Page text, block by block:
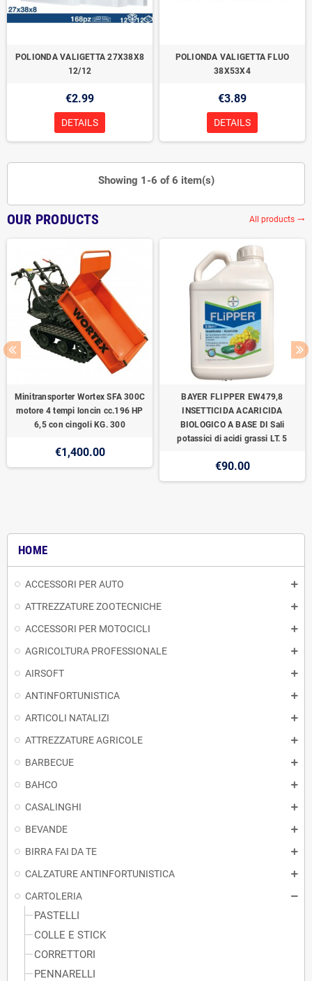
HOME
ACCESSORI PER AUTO
ATTREZZATURE ZOOTECNICHE
ACCESSORI PER MOTOCICLI
AGRICOLTURA PROFESSIONALE
AIRSOFT
ANTINFORTUNISTICA
ARTICOLI NATALIZI
ATTREZZATURE AGRICOLE
BARBECUE
BAHCO
CASALINGHI
BEVANDE
BIRRA FAI DA TE
CALZATURE ANTINFORTUNISTICA
CARTOLERIA
PASTELLI
COLLE E STICK
CORRETTORI
PENNARELLI
POLIONDA VALIGETTA 27X38X8
12/12
€2.99
DETAILS
POLIONDA VALIGETTA FLUO
38X53X4
€3.89
DETAILS
Showing 1-6 of 6 item(s)
OUR PRODUCTS All products trending_flat
Minitransporter Wortex SFA 300C
motore 4 tempi loncin cc.196 HP
6,5 con cingoli KG. 300
€1,400.00
BAYER FLIPPER EW479,8
INSETTICIDA ACARICIDA
BIOLOGICO A BASE DI Sali
potassici di acidi grassi LT. 5
€90.00